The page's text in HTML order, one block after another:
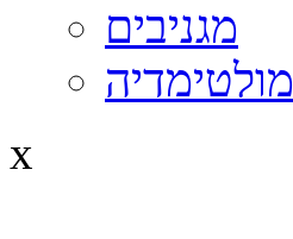
מגניבים
מולטימדיה
x